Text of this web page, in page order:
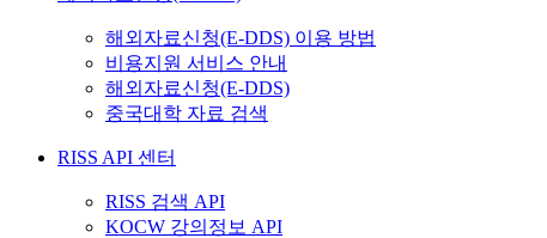
해외자료신청(E-DDS) 이용 방법
비용지원 서비스 안내
해외자료신청(E-DDS)
중국대학 자료 검색
RISS API 센터
RISS 검색 API
KOCW 강의정보 API